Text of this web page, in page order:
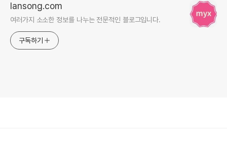
lansong.com
여러가지 소소한 정보를 나누는 전문적인 블로그입니다.
구독하기